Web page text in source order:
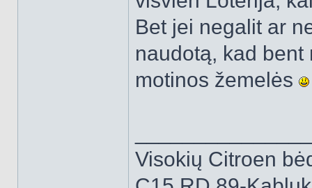
Bet jei negalit ar
naudotą, kad
motinos žemelės
Visokių Citroen